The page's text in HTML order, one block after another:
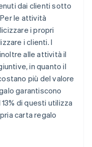
dai clienti sotto
le attività
i propri
i clienti. I
alle attività il
in quanto il
più del valore
garantiscono
di questi utilizza
carta regalo